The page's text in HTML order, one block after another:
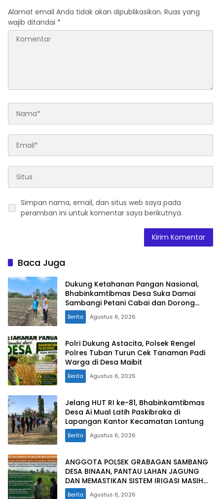
Alamat email Anda tidak akan dipublikasikan. Ruas yang
wajib ditandai *
Simpan nama, email, dan situs web saya pada
peramban ini untuk komentar saya berikutnya.
Baca Juga
Dukung Ketahanan Pangan Nasional,
Bhabinkamtibmas Desa Suka Damai
Sambangi Petani Cabai dan Dorong
Pemanfaatan Pekarangan
Berita Agustus 6, 2026
Polri Dukung Astacita, Polsek Rengel
Polres Tuban Turun Cek Tanaman Padi
Warga di Desa Maibit
Berita Agustus 6, 2026
Jelang HUT RI ke-81, Bhabinkamtibmas
Desa Ai Mual Latih Paskibraka di
Lapangan Kantor Kecamatan Lantung
Berita Agustus 6, 2026
ANGGOTA POLSEK GRABAGAN SAMBANG
DESA BINAAN, PANTAU LAHAN JAGUNG
DAN MEMASTIKAN SISTEM IRIGASI MASIH
LANCAR
Berita Agustus 6, 2026